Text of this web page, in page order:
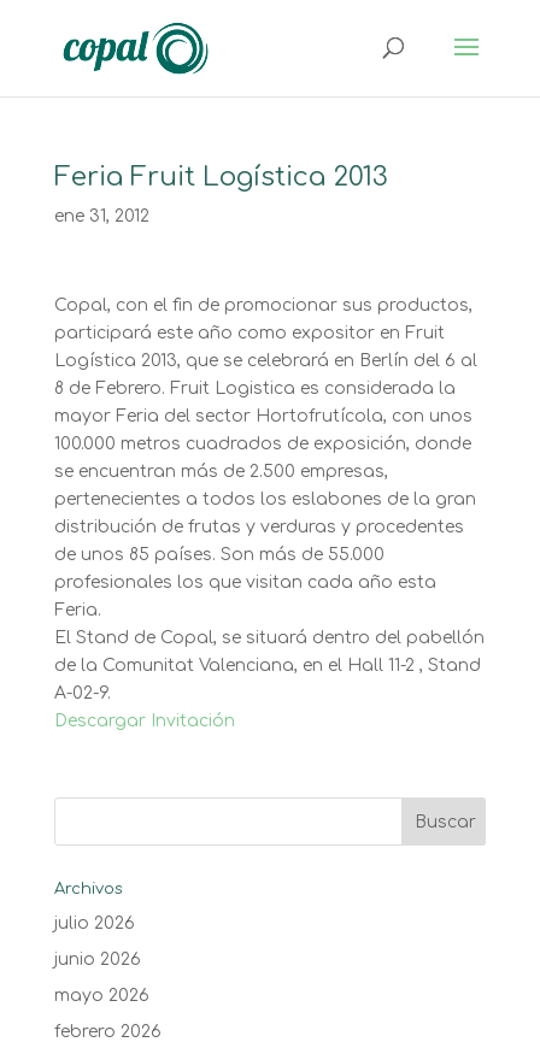
Feria Fruit Logística 2013
ene 31, 2012
Copal, con el fin de promocionar sus productos,
participará este año como expositor en Fruit
Logística 2013, que se celebrará en Berlín del 6 al
8 de Febrero. Fruit Logistica es considerada la
mayor Feria del sector Hortofrutícola, con unos
100.000 metros cuadrados de exposición, donde
se encuentran más de 2.500 empresas,
pertenecientes a todos los eslabones de la gran
distribución de frutas y verduras y procedentes
de unos 85 países. Son más de 55.000
profesionales los que visitan cada año esta
Feria.
El Stand de Copal, se situará dentro del pabellón
de la Comunitat Valenciana, en el Hall 11-2 , Stand
A-02-9.
Descargar Invitación
Archivos
julio 2026
junio 2026
mayo 2026
febrero 2026